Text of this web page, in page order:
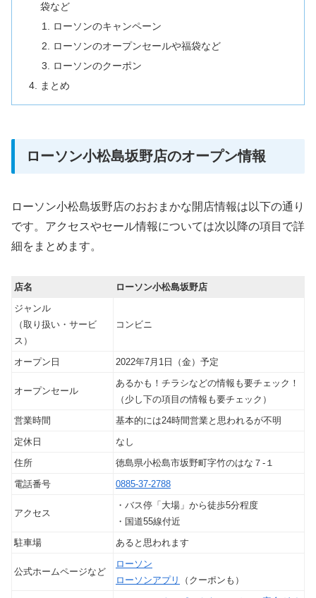
袋など
ローソンのキャンペーン
ローソンのオープンセールや福袋など
ローソンのクーポン
まとめ
ローソン小松島坂野店のオープン情報
ローソン小松島坂野店のおおまかな開店情報は以下の通り
です。アクセスやセール情報については次以降の項目で詳
細をまとめます。
店名
ローソン小松島坂野店
ジャンル
（取り扱い・サービ
ス）
コンビニ
オープン日 2022年7月1日（金）予定
オープンセール
あるかも！チラシなどの情報も要チェック！
（少し下の項目の情報も要チェック）
営業時間
基本的には24時間営業と思われるが不明
定休日
なし
住所
徳島県小松島市坂野町字竹のはな７‐１
電話番号
0885-37-2788
アクセス
・バス停「大場」から徒歩5分程度
・国道55線付近
駐車場
あると思われます
公式ホームページなど
ローソン
ローソンアプリ
（クーポンも）